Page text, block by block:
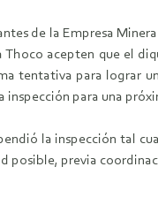
de la Empresa
Thoco acepten que el
tentativa para lograr
inspección para una
la inspección tal
posible, previa